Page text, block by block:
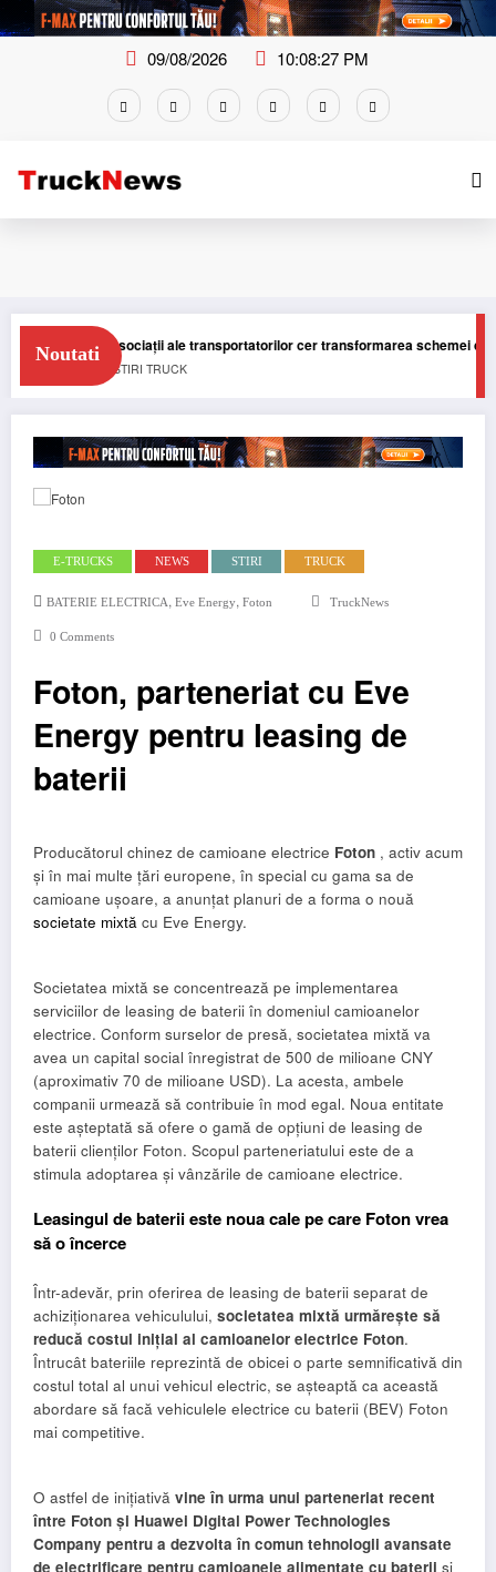
Skip
to
09/08/2026 10:08:28 PM
Noutati
asociații ale transportatorilor cer transformarea schemei de compensare
E-TRUCKS NEWS STIRI TRUCK
BATERIE ELECTRICA, Eve Energy, Foton TruckNews
0 Comments
Foton, parteneriat cu Eve
Energy pentru leasing de
baterii
Producătorul chinez de camioane electrice Foton , activ acum
și în mai multe țări europene, în special cu gama sa de
camioane ușoare, a anunțat planuri de a forma o nouă
societate mixtă cu Eve Energy.
Societatea mixtă se concentrează pe implementarea
serviciilor de leasing de baterii în domeniul camioanelor
electrice. Conform surselor de presă, societatea mixtă va
avea un capital social înregistrat de 500 de milioane CNY
(aproximativ 70 de milioane USD). La acesta, ambele
companii urmează să contribuie în mod egal. Noua entitate
este așteptată să ofere o gamă de opțiuni de leasing de
baterii clienților Foton. Scopul parteneriatului este de a
stimula adoptarea și vânzările de camioane electrice.
Leasingul de baterii este noua cale pe care Foton vrea
să o încerce
Într-adevăr, prin oferirea de leasing de baterii separat de
achiziționarea vehiculului, societatea mixtă urmărește să
reducă costul inițial al camioanelor electrice Foton.
Întrucât bateriile reprezintă de obicei o parte semnificativă din
costul total al unui vehicul electric, se așteaptă ca această
abordare să facă vehiculele electrice cu baterii (BEV) Foton
mai competitive.
O astfel de inițiativă vine în urma unui parteneriat recent
între Foton și Huawei Digital Power Technologies
Company pentru a dezvolta în comun tehnologii avansate
de electrificare pentru camioanele alimentate cu baterii și